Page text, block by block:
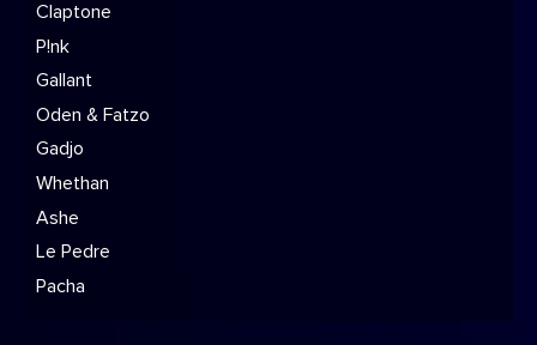
Claptone
P!nk
Gallant
Oden & Fatzo
Gadjo
Whethan
Ashe
Le Pedre
Pacha